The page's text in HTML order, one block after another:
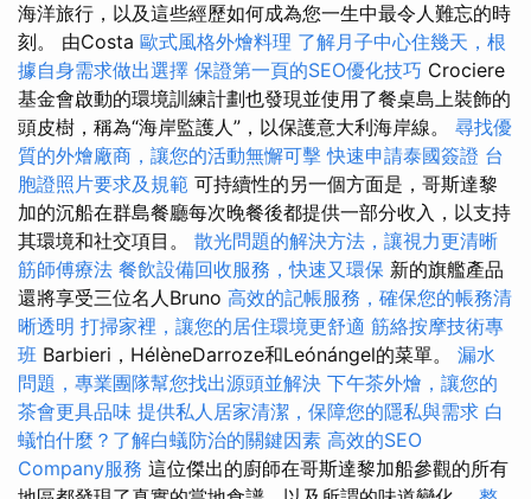
海洋旅行，以及這些經歷如何成為您一生中最令人難忘的時
刻。 由Costa 歐式風格外燴料理 了解月子中心住幾天，根
據自身需求做出選擇 保證第一頁的SEO優化技巧 Crociere
基金會啟動的環境訓練計劃也發現並使用了餐桌島上裝飾的
頭皮樹，稱為“海岸監護人”，以保護意大利海岸線。 尋找優
質的外燴廠商，讓您的活動無懈可擊 快速申請泰國簽證 台
胞證照片要求及規範 可持續性的另一個方面是，哥斯達黎
加的沉船在群島餐廳每次晚餐後都提供一部分收入，以支持
其環境和社交項目。 散光問題的解決方法，讓視力更清晰
筋師傅療法 餐飲設備回收服務，快速又環保 新的旗艦產品
還將享受三位名人Bruno 高效的記帳服務，確保您的帳務清
晰透明 打掃家裡，讓您的居住環境更舒適 筋絡按摩技術專
班 Barbieri，HélèneDarroze和Leónángel的菜單。 漏水
問題，專業團隊幫您找出源頭並解決 下午茶外燴，讓您的
茶會更具品味 提供私人居家清潔，保障您的隱私與需求 白
蟻怕什麼？了解白蟻防治的關鍵因素 高效的SEO
Company服務 這位傑出的廚師在哥斯達黎加船參觀的所有